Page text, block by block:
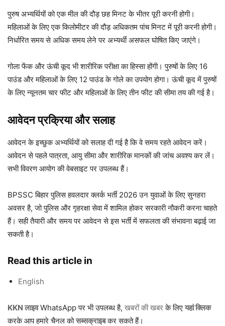
पुरुष अभ्यर्थियों को एक मील की दौड़ छह मिनट के भीतर पूरी करनी होगी।
महिलाओं के लिए एक किलोमीटर की दौड़ अधिकतम पांच मिनट में पूरी करनी होगी।
निर्धारित समय से अधिक समय लेने पर अभ्यर्थी असफल घोषित किए जाएंगे।
गोला फेंक और ऊंची कूद भी शारीरिक परीक्षा का हिस्सा होंगी। पुरुषों के लिए 16
पाउंड और महिलाओं के लिए 12 पाउंड के गोले का उपयोग होगा। ऊंची कूद में पुरुषों
के लिए न्यूनतम चार फीट और महिलाओं के लिए तीन फीट की सीमा तय की गई है।
आवेदन प्रक्रिया और सलाह
आवेदन के इच्छुक अभ्यर्थियों को सलाह दी गई है कि वे समय रहते आवेदन करें।
आवेदन से पहले पात्रता, आयु सीमा और शारीरिक मानकों की जांच अवश्य कर लें।
सभी विवरण आयोग की वेबसाइट पर उपलब्ध हैं।
BPSSC बिहार पुलिस हवलदार क्लर्क भर्ती 2026 उन युवाओं के लिए सुनहरा
अवसर है, जो पुलिस और गृहरक्षा सेवा में शामिल होकर सरकारी नौकरी करना चाहते
हैं। सही तैयारी और समय पर आवेदन से इस भर्ती में सफलता की संभावना बढ़ाई जा
सकती है।
Read this article in
English
KKN लाइवWhatsApp पर भी उपलब्ध है, खबरों की खबरके लिए यहां क्लिक
करके आप हमारे चैनल कोसब्सक्राइबकर सकते हैं।